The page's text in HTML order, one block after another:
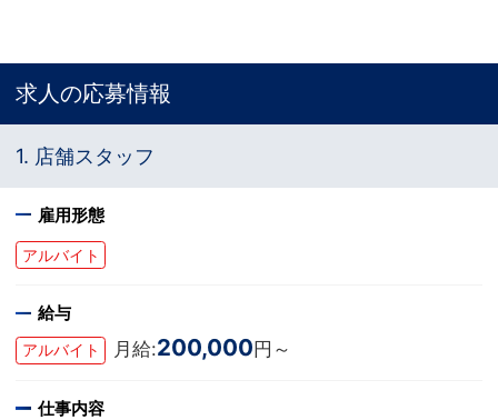
求人の応募情報
1. 店舗スタッフ
雇用形態
アルバイト
給与
アルバイト 月給:200,000 円～
仕事内容